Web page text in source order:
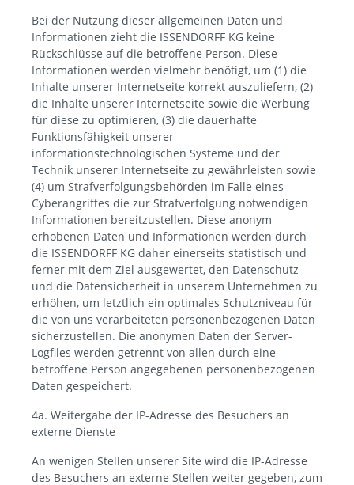
Bei der Nutzung dieser allgemeinen Daten und
Informationen zieht die ISSENDORFF KG keine
Rückschlüsse auf die betroffene Person. Diese
Informationen werden vielmehr benötigt, um (1) die
Inhalte unserer Internetseite korrekt auszuliefern, (2)
die Inhalte unserer Internetseite sowie die Werbung
für diese zu optimieren, (3) die dauerhafte
Funktionsfähigkeit unserer
informationstechnologischen Systeme und der
Technik unserer Internetseite zu gewährleisten sowie
(4) um Strafverfolgungsbehörden im Falle eines
Cyberangriffes die zur Strafverfolgung notwendigen
Informationen bereitzustellen. Diese anonym
erhobenen Daten und Informationen werden durch
die ISSENDORFF KG daher einerseits statistisch und
ferner mit dem Ziel ausgewertet, den Datenschutz
und die Datensicherheit in unserem Unternehmen zu
erhöhen, um letztlich ein optimales Schutzniveau für
die von uns verarbeiteten personenbezogenen Daten
sicherzustellen. Die anonymen Daten der Server-
Logfiles werden getrennt von allen durch eine
betroffene Person angegebenen personenbezogenen
Daten gespeichert.
4a. Weitergabe der IP-Adresse des Besuchers an
externe Dienste
An wenigen Stellen unserer Site wird die IP-Adresse
des Besuchers an externe Stellen weiter gegeben, zum